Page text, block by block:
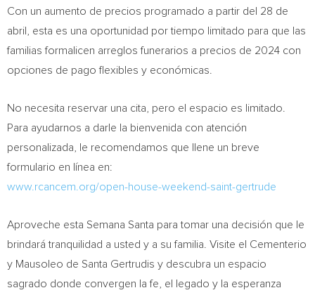
Con un aumento de precios programado a partir del 28 de
abril, esta es una oportunidad por tiempo limitado para que las
familias formalicen arreglos funerarios a precios de 2024 con
opciones de pago flexibles y económicas.
No necesita reservar una cita, pero el espacio es limitado.
Para ayudarnos a darle la bienvenida con atención
personalizada, le recomendamos que llene un breve
formulario en línea en:
www.rcancem.org/open-house-weekend-saint-gertrude
Aproveche esta Semana Santa para tomar una decisión que le
brindará tranquilidad a usted y a su familia. Visite el Cementerio
y Mausoleo de Santa Gertrudis y descubra un espacio
sagrado donde convergen la fe, el legado y la esperanza